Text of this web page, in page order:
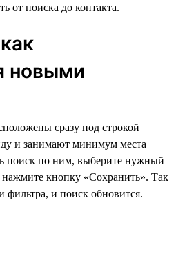
от поиска до контакта.
новыми
сразу под строкой
и занимают минимум места
поиск по ним, выберите нужный
кнопку «Сохранить». Так
фильтра, и поиск обновится.